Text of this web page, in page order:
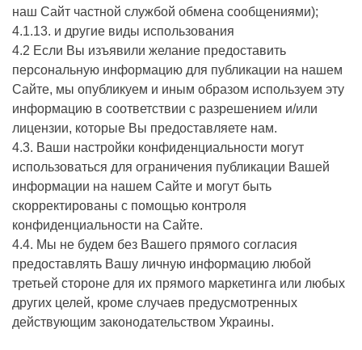
наш Сайт частной службой обмена сообщениями);
4.1.13. и другие виды использования
4.2 Если Вы изъявили желание предоставить
персональную информацию для публикации на нашем
Сайте, мы опубликуем и иным образом используем эту
информацию в соответствии с разрешением и/или
лицензии, которые Вы предоставляете нам.
4.3. Ваши настройки конфиденциальности могут
использоваться для ограничения публикации Вашей
информации на нашем Сайте и могут быть
скорректированы с помощью контроля
конфиденциальности на Сайте.
4.4. Мы не будем без Вашего прямого согласия
предоставлять Вашу личную информацию любой
третьей стороне для их прямого маркетинга или любых
других целей, кроме случаев предусмотренных
действующим законодательством Украины.